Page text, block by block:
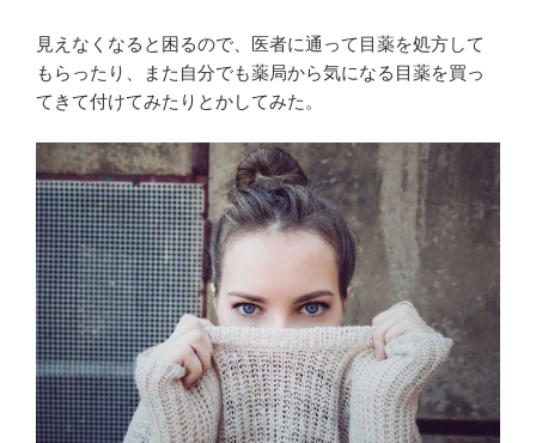
見えなくなると困るので、医者に通って目薬を処方して
もらったり、また自分でも薬局から気になる目薬を買っ
てきて付けてみたりとかしてみた。